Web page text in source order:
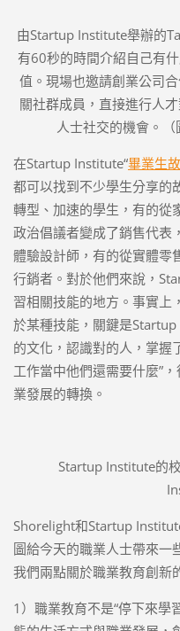
由Startup Institute舉辦的
有60秒的時間介紹自己有
值。現場也邀請創業公司
關社群成員，直接進行人
人士社交的機會。（
在Startup Institute“畢業生
都可以找到不少學生分享
轉型、加速的學生，有的從
政治倡議者變成了銷售代表
體驗設計師，有的從實體零
行銷者。對於他們來說，
習相關技能的地方。事實上
於某種技能，關鍵是
的文化，認識對的人，掌握
工作當中他們還需要什麼”
業發展的轉換。
Startup Institute的校
Shorelight和Startup
圖給今天的職業人士帶來一
我們兩點關於職業教育創新
1）職業教育不是“停下來學